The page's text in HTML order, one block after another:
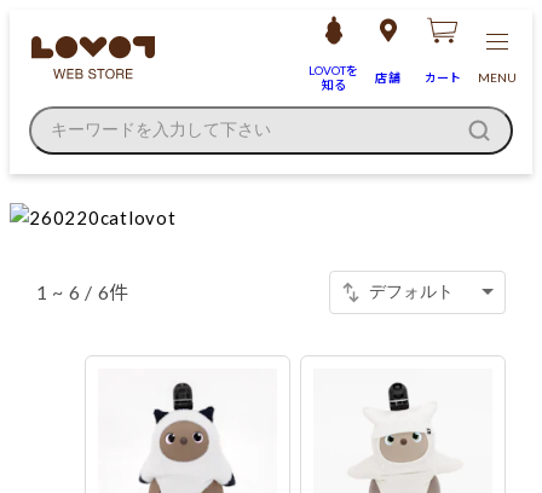
LOVOTを
知る
店舗 カート MENU
キーワードを入力して下さい
1 ~ 6 / 6件